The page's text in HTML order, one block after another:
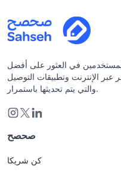
في العثور على أفضل
عبر الإنترنت وتطبيقات التوصيل
والتي يتم تحديثها باستمرار.
صحصح
كن شريكا